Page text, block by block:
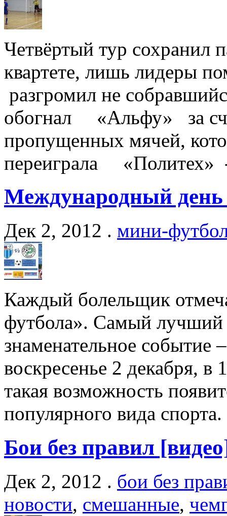
Четвёртый тур сохранил
квартете, лишь лидеры
разгромил не
обогнал «Альфу» за
пропущенных мячей,
переиграла «Политех»
Международный день
Дек 2, 2012 . мини-
Каждый болельщик
футбола». Самый лучший
знаменательное событие
воскресенье 2 декабря,
такая возможность
популярного вида спорта.
Бои без правил
Дек 2, 2012 . бои без
новости, смешанные,